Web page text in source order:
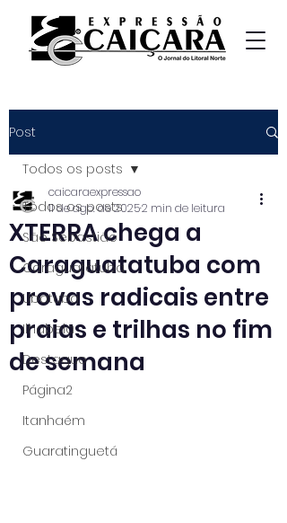
Post
Todos os posts
São Sebastião
Caraguatatuba
Ubatuba
Ilhabela
Destaque
Página2
Itanhaém
Guaratinguetá
Todos os posts
XTERRA chega a
Caraguatatuba com
provas radicais entre
praias e trilhas no fim
de semana
caicaraexpressao
11 de ago. de 20252 min de leitura